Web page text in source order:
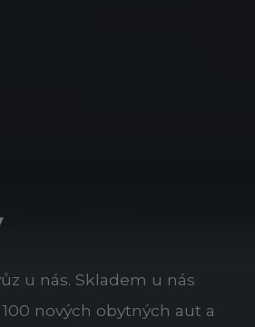
u nás. Skladem u nás
nových obytných aut a